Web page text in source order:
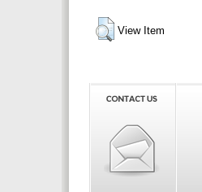
View Item